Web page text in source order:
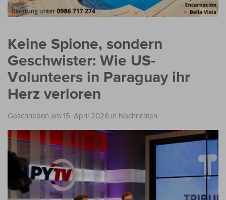
Keine Spione, sondern
Geschwister: Wie US-
Volunteers in Paraguay ihr
Herz verloren
Geschrieben am 15. April 2026 in Nachrichten